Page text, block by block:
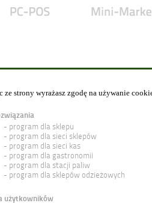
ze strony wyrażasz zgodę na używanie
program dla sklepu
program dla sieci sklepów
program dla sieci kas
program dla gastronomii
program dla stacji paliw
program dla sklepów odzieżowych
użytkowników